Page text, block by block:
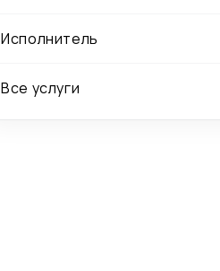
Исполнитель
Все услуги